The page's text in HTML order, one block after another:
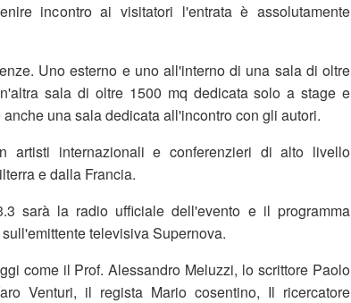
incontro ai visitatori l'entrata è assolutamente
Uno esterno e uno all'interno di una sala di oltre
sala di oltre 1500 mq dedicata solo a stage e
una sala dedicata all'incontro con gli autori.
artisti internazionali e conferenzieri di alto livello
e dalla Francia.
sarà la radio ufficiale dell'evento e il programma
televisiva Supernova.
come il Prof. Alessandro Meluzzi, lo scrittore Paolo
Venturi, il regista Mario cosentino, Il ricercatore